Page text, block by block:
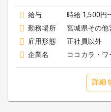
給与
時給 1,500円
勤務場所
宮城県その他
雇用形態
正社員以外
企業名
ココカラ・ワ
詳細